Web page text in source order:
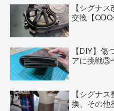
【シグナ
交換【
【DIY】
アに挑戦③
【シグナ
換、その他